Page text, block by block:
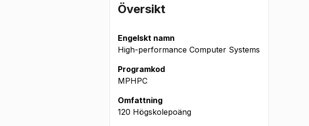
Översikt
Engelskt namn
High-performance Computer Systems
Programkod
MPHPC
Omfattning
120 Högskolepoäng